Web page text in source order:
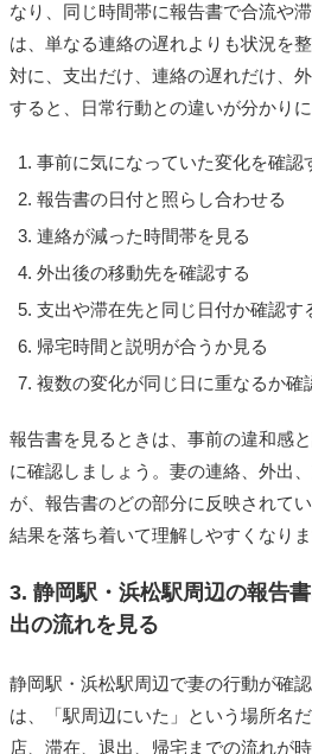
なり、同じ時間帯に報告書で合流や
は、単なる連絡の遅れよりも状況を
対に、支出だけ、連絡の遅れだけ、
すると、日常行動との違いが分かりに
事前に気になっていた変化を確認
報告書の日付と照らし合わせる
連絡が減った時間帯を見る
外出後の移動先を確認する
支出や滞在先と同じ日付か確認す
帰宅時間と説明が合うか見る
複数の変化が同じ日に重なるか確
報告書を見るときは、事前の違和感
に確認しましょう。妻の連絡、外出
が、報告書のどの部分に反映されて
結果を落ち着いて理解しやすくなりま
3. 静岡駅・浜松駅周辺の報告
出の流れを見る
静岡駅・浜松駅周辺で妻の行動が確
は、「駅周辺にいた」という場所名
店、滞在、退出、帰宅までの流れが